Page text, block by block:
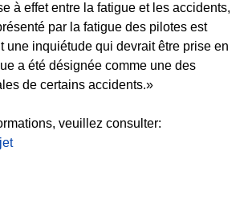
à effet entre la fatigue et les accidents,
par la fatigue des pilotes est
une inquiétude qui devrait être prise en
a été désignée comme une des
de certains accidents.»
veuillez consulter: